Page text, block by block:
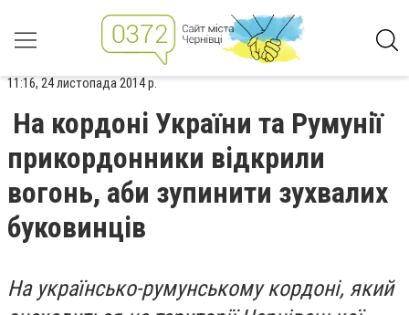
11:16, 24 листопада 2014 р.
На кордоні України та Румунії
прикордонники відкрили
вогонь, аби зупинити зухвалих
буковинців
На українсько-румунському кордоні, який